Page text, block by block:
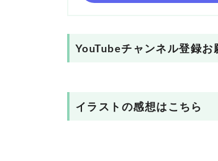
YouTubeチャンネル登録お
イラストの感想はこちら